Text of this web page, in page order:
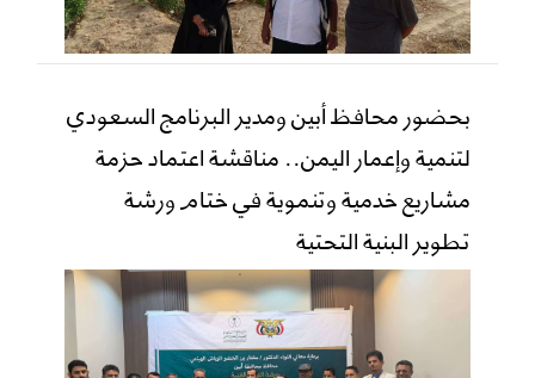
بحضور محافظ أبين ومدير البرنامج السعودي
لتنمية وإعمار اليمن.. مناقشة اعتماد حزمة
مشاريع خدمية وتنموية في ختام ورشة
تطوير البنية التحتية